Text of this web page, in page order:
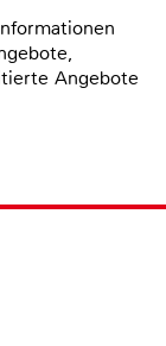
Angebote